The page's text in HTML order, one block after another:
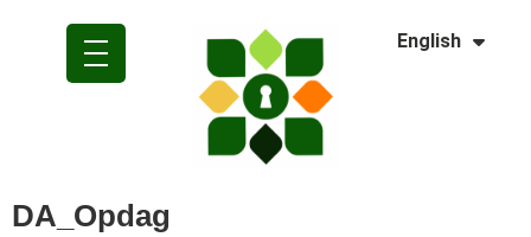
English
Polski
DA_Opdag